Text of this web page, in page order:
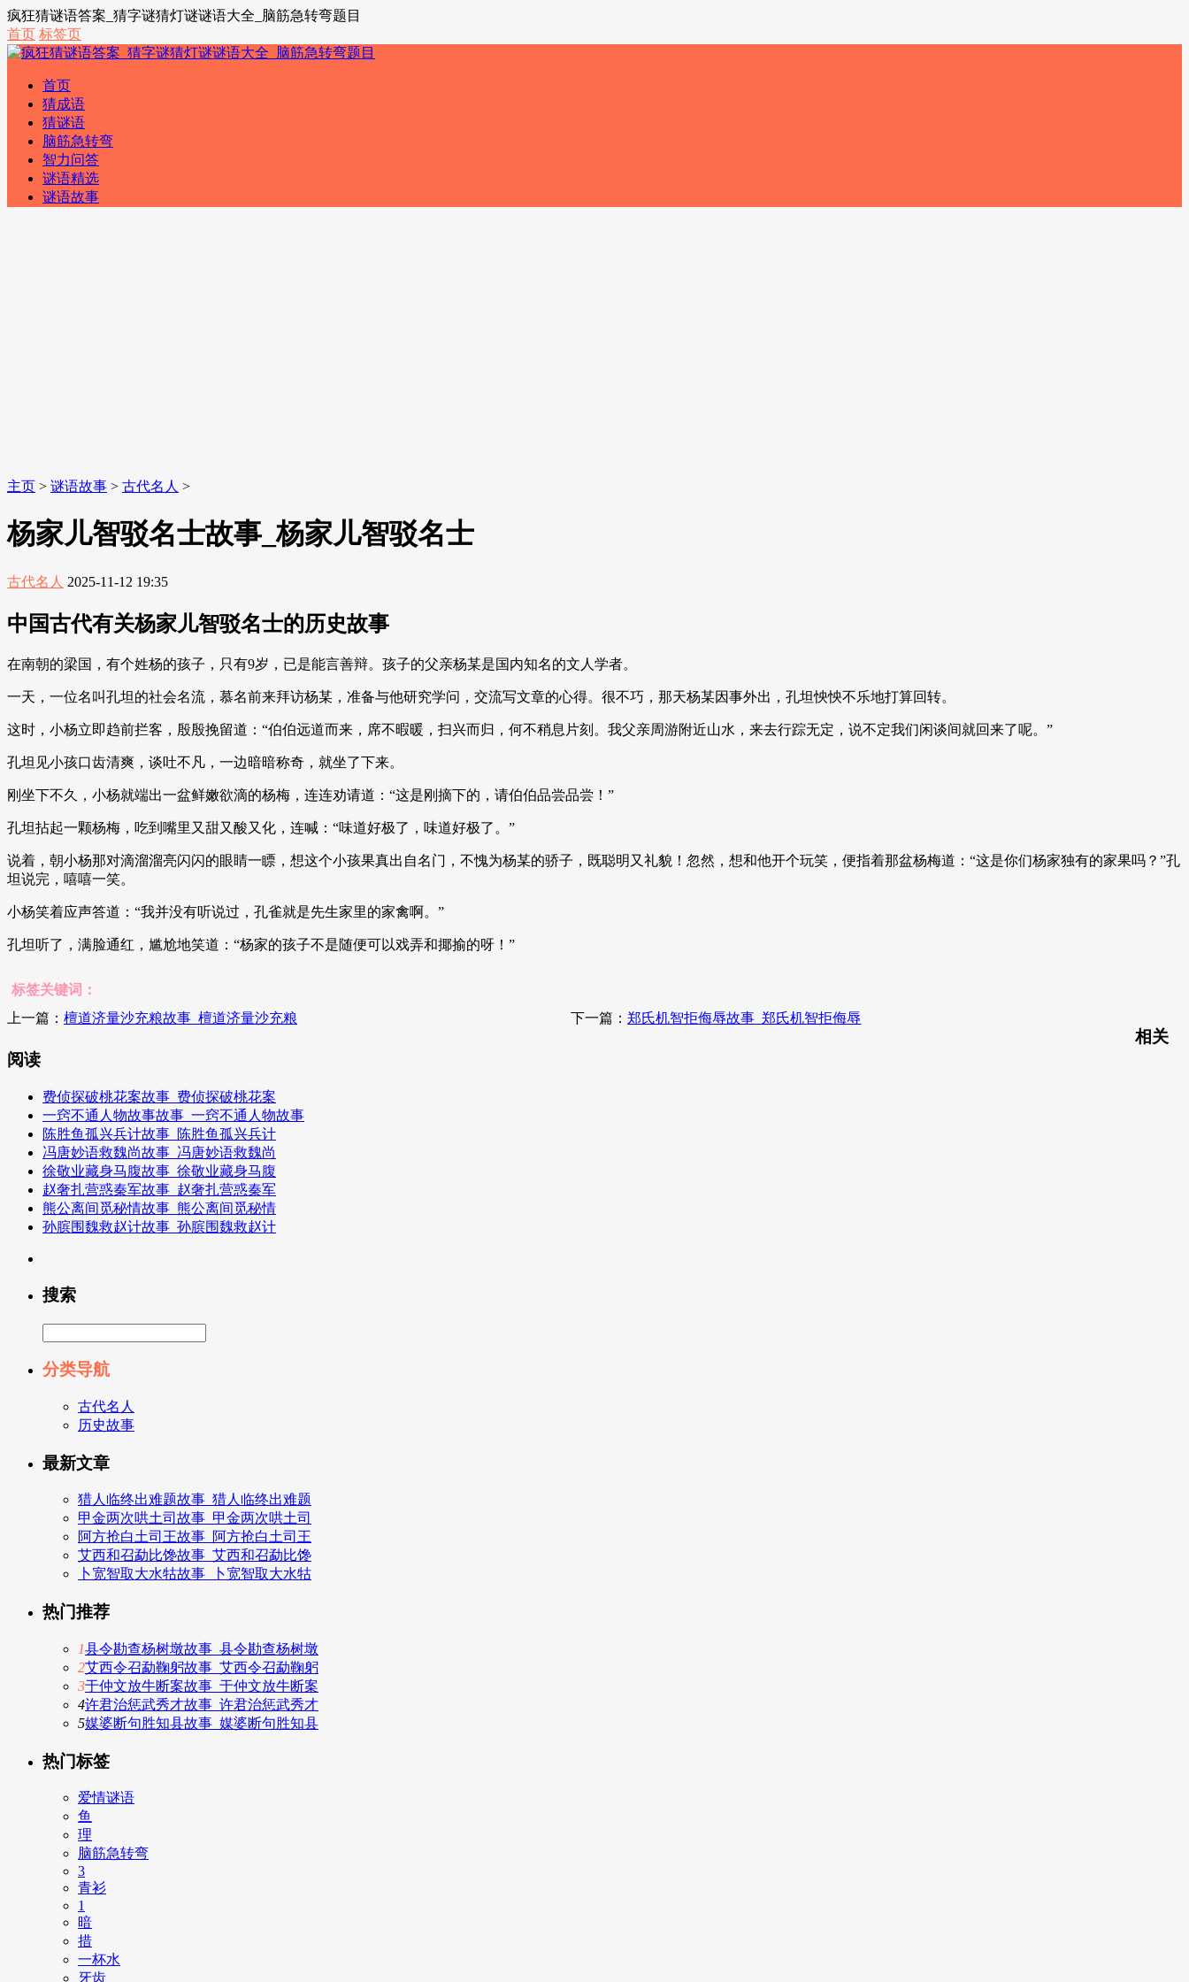
疯狂猜谜语答案_猜字谜猜灯谜谜语大全_脑筋急转弯题目
首页 标签页
首页
猜成语
猜谜语
脑筋急转弯
智力问答
谜语精选
谜语故事
主页 > 谜语故事 > 古代名人 >
杨家儿智驳名士故事_杨家儿智驳名士
古代名人 2025-11-12 19:35
中国古代有关杨家儿智驳名士的历史故事
在南朝的梁国，有个姓杨的孩子，只有9岁，已是能言善辩。孩子的父亲杨某是国内知名的文人学者。
一天，一位名叫孔坦的社会名流，慕名前来拜访杨某，准备与他研究学问，交流写文章的心得。很不巧，那天杨某因事外出，孔坦怏怏不乐地打算回转。
这时，小杨立即趋前拦客，殷殷挽留道：“伯伯远道而来，席不暇暖，扫兴而归，何不稍息片刻。我父亲周游附近山水，来去行踪无定，说不定我们闲谈间就回来了呢。”
孔坦见小孩口齿清爽，谈吐不凡，一边暗暗称奇，就坐了下来。
刚坐下不久，小杨就端出一盆鲜嫩欲滴的杨梅，连连劝请道：“这是刚摘下的，请伯伯品尝品尝！”
孔坦拈起一颗杨梅，吃到嘴里又甜又酸又化，连喊：“味道好极了，味道好极了。”
说着，朝小杨那对滴溜溜亮闪闪的眼睛一瞟，想这个小孩果真出自名门，不愧为杨某的骄子，既聪明又礼貌！忽然，想和他开个玩笑，便指着那盆杨梅道：“这是你们杨家独有的家果吗？”孔
坦说完，嘻嘻一笑。
小杨笑着应声答道：“我并没有听说过，孔雀就是先生家里的家禽啊。”
孔坦听了，满脸通红，尴尬地笑道：“杨家的孩子不是随便可以戏弄和揶揄的呀！”
标签关键词：
上一篇： 檀道济量沙充粮故事_檀道济量沙充粮 下一篇：郑氏机智拒侮辱故事_郑氏机智拒侮辱
相关
阅读
费侦探破桃花案故事_费侦探破桃花案
一窍不通人物故事故事_一窍不通人物故事
陈胜鱼孤兴兵计故事_陈胜鱼孤兴兵计
冯唐妙语救魏尚故事_冯唐妙语救魏尚
徐敬业藏身马腹故事_徐敬业藏身马腹
赵奢扎营惑秦军故事_赵奢扎营惑秦军
熊公离间觅秘情故事_熊公离间觅秘情
孙膑围魏救赵计故事_孙膑围魏救赵计
搜索
分类导航
古代名人
历史故事
最新文章
猎人临终出难题故事_猎人临终出难题
甲金两次哄土司故事_甲金两次哄土司
阿方抢白土司王故事_阿方抢白土司王
艾西和召勐比馋故事_艾西和召勐比馋
卜宽智取大水牯故事_卜宽智取大水牯
热门推荐
1县令勘查杨树墩故事_县令勘查杨树墩
2艾西令召勐鞠躬故事_艾西令召勐鞠躬
3于仲文放牛断案故事_于仲文放牛断案
4许君治惩武秀才故事_许君治惩武秀才
5媒婆断句胜知县故事_媒婆断句胜知县
热门标签
爱情谜语
鱼
理
脑筋急转弯
3
青衫
1
暗
措
一杯水
牙齿